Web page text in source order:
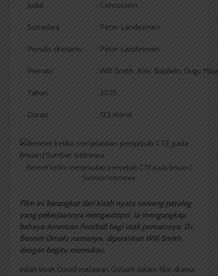
Judul : Concussion
Sutradara : Peter Landesmen
Penulis skenario : Peter Landesmen
Pemain : Will Smith, Alec Baldwin, Gugu
Tahun : 2015
Durasi : 122 menit
Bennet ketika menjelaskan penyebab CTE pada ilmuan.|
Sumber Istimewa
Film ini berangkat dari kisah nyata seorang patolog
yang pekerjaannya mengautopsi. Ia mengungkap
bahaya American Football bagi otak pemainnya. Dr.
Bennet Omalu namanya, diperankan Will Smith
dengan begitu memukau.
Inilah kisah David melawan Goliath dalam film drama